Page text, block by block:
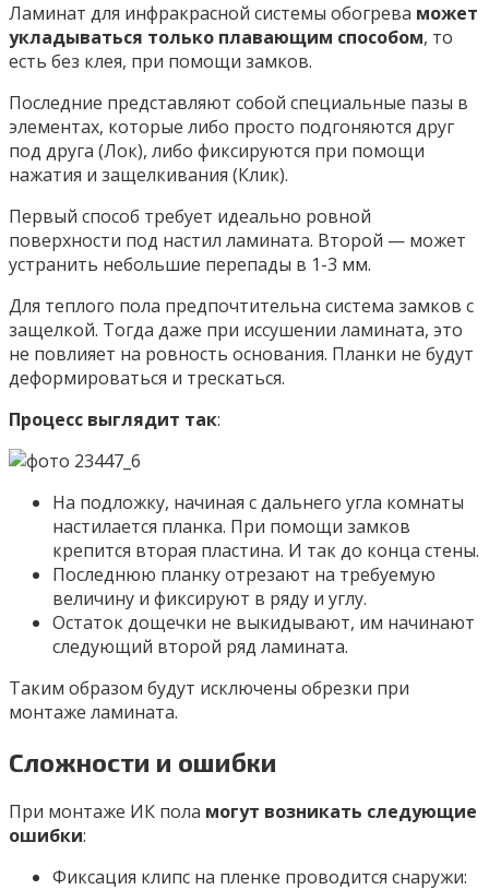
Ламинат для инфракрасной системы обогрева может
укладываться только плавающим способом, то
есть без клея, при помощи замков.
Последние представляют собой специальные пазы в
элементах, которые либо просто подгоняются друг
под друга (Лок), либо фиксируются при помощи
нажатия и защелкивания (Клик).
Первый способ требует идеально ровной
поверхности под настил ламината. Второй — может
устранить небольшие перепады в 1-3 мм.
Для теплого пола предпочтительна система замков с
защелкой. Тогда даже при иссушении ламината, это
не повлияет на ровность основания. Планки не будут
деформироваться и трескаться.
Процесс выглядит так:
На подложку, начиная с дальнего угла комнаты
настилается планка. При помощи замков
крепится вторая пластина. И так до конца стены.
Последнюю планку отрезают на требуемую
величину и фиксируют в ряду и углу.
Остаток дощечки не выкидывают, им начинают
следующий второй ряд ламината.
Таким образом будут исключены обрезки при
монтаже ламината.
Сложности и ошибки
При монтаже ИК пола могут возникать следующие
ошибки:
Фиксация клипс на пленке проводится снаружи: